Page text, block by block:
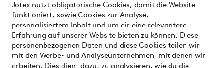
Jotex nutzt obligatorische Cookies, damit die Website
funktioniert, sowie Cookies zur Analyse,
personalisiertem Inhalt und um dir eine relevantere
Erfahrung auf unserer Website bieten zu können. Diese
personenbezogenen Daten und diese Cookies teilen wir
mit den Werbe- und Analyseunternehmen, mit denen wir
arbeiten. Dies dient dazu, zu analysieren, wie du die
Bedingungen
Sichere Zahlungen - Jetzt bezahlen oder aufteilen